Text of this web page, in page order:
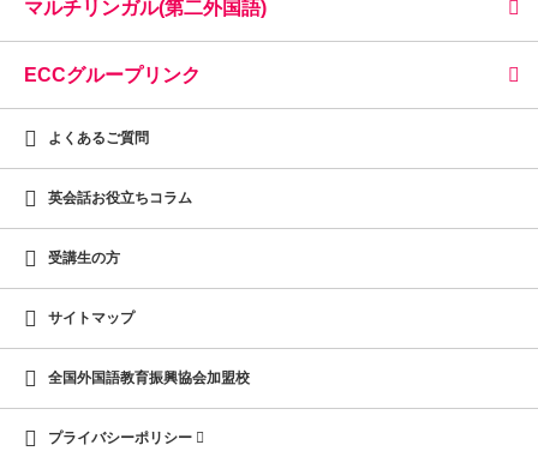
マルチリンガル(第二外国語)
ECCグループリンク
よくあるご質問
英会話お役立ちコラム
受講生の方
サイトマップ
全国外国語教育振興協会加盟校
プライバシーポリシー